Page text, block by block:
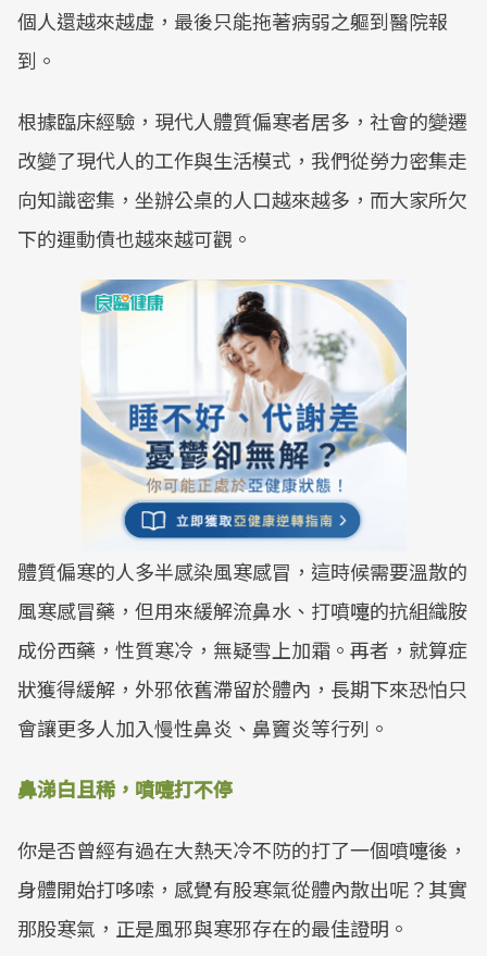
個人還越來越虛，最後只能拖著病弱之軀到醫院報
到。
根據臨床經驗，現代人體質偏寒者居多，社會的變遷
改變了現代人的工作與生活模式，我們從勞力密集走
向知識密集，坐辦公桌的人口越來越多，而大家所欠
下的運動債也越來越可觀。
體質偏寒的人多半感染風寒感冒，這時候需要溫散的
風寒感冒藥，但用來緩解流鼻水、打噴嚏的抗組織胺
成份西藥，性質寒冷，無疑雪上加霜。再者，就算症
狀獲得緩解，外邪依舊滯留於體內，長期下來恐怕只
會讓更多人加入慢性鼻炎、鼻竇炎等行列。
鼻涕白且稀，噴嚏打不停
你是否曾經有過在大熱天冷不防的打了一個噴嚏後，
身體開始打哆嗦，感覺有股寒氣從體內散出呢？其實
那股寒氣，正是風邪與寒邪存在的最佳證明。